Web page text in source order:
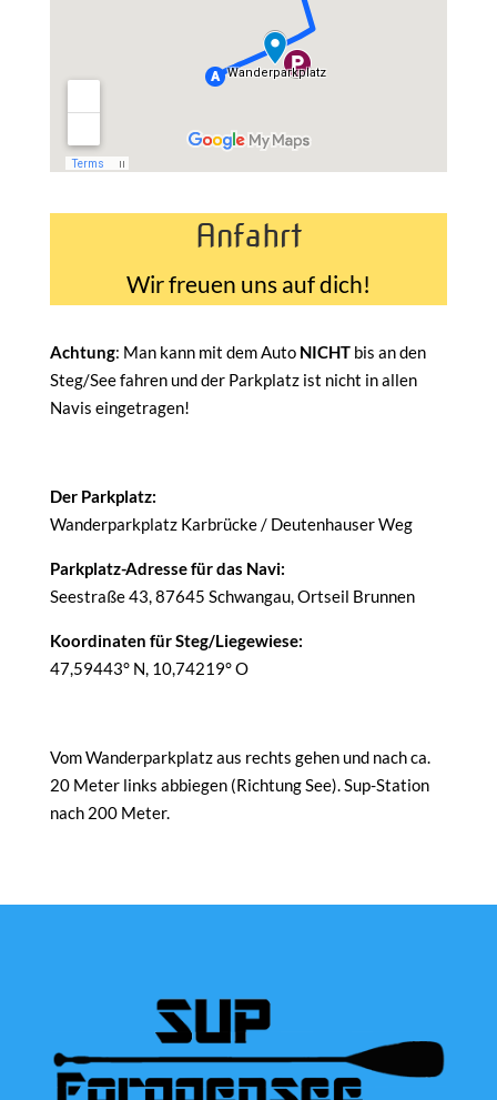
Anfahrt
Wir freuen uns auf dich!
Achtung: Man kann mit dem Auto NICHT bis an den
Steg/See fahren und der Parkplatz ist nicht in allen
Navis eingetragen!
Der Parkplatz:
Wanderparkplatz Karbrücke / Deutenhauser Weg
Parkplatz-Adresse für das Navi:
Seestraße 43, 87645 Schwangau, Ortseil Brunnen
Koordinaten für Steg/Liegewiese:
47,59443° N, 10,74219° O
Vom Wanderparkplatz aus rechts gehen und nach ca.
20 Meter links abbiegen (Richtung See). Sup-Station
nach 200 Meter.